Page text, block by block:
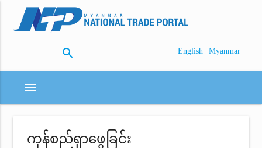
search English | Myanmar
menu
ကုန်စည်ရှာဖွေခြင်း